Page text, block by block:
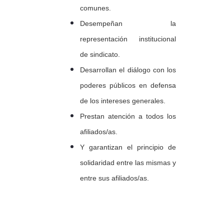
comunes.
Desempeñan la
representación institucional
de sindicato.
Desarrollan el diálogo con los
poderes públicos en defensa
de los intereses generales.
Prestan atención a todos los
afiliados/as.
Y garantizan el principio de
solidaridad entre las mismas y
entre sus afiliados/as.